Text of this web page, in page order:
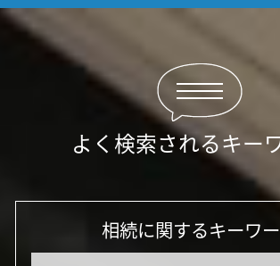
よく検索されるキー
相続に関するキーワ